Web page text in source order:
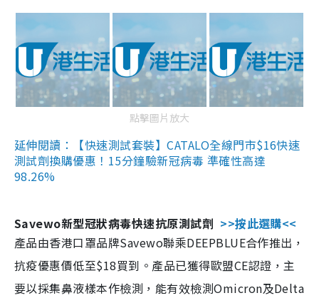
點擊圖片放大
延伸閱讀：【快速測試套裝】CATALO全線門市$16快速
測試劑換購優惠！15分鐘驗新冠病毒 準確性高達
98.26%
Savewo新型冠狀病毒快速抗原測試劑 >>按此選購<<
產品由香港口罩品牌Savewo聯乘DEEPBLUE合作推出，
抗疫優惠價低至$18買到。產品已獲得歐盟CE認證，主
要以採集鼻液樣本作檢測，能有效檢測Omicron及Delta